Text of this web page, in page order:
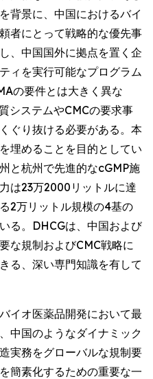
背景に、中国におけるバイ
者にとって戦略的な優先事
、中国国外に拠点を置く企
ィを実行可能なプログラム
の要件とは大きく異な
システムやCMCの要求事
ぐり抜ける必要がある。本
埋めることを目的としてい
と杭州で先進的なcGMP施
は23万2000リットルに達
2万リットル規模の4基の
る。DHCGは、中国および
な規制およびCMC戦略に
る、深い専門知識を有して
イオ医薬品開発において最
中国のようなダイナミック
実務をグローバルな規制要
簡素化するための重要な一